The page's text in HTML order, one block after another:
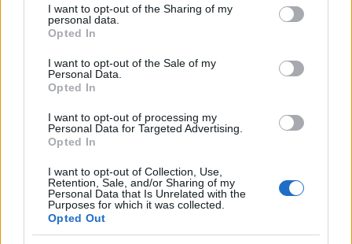
not limited to your visit or usage behaviour. You may click to
grant or deny consent to Google and its third-party tags to
use your data for below specified purposes in below Google
consent section.
I want to opt-out of the Sharing of my
personal data.
Opted In
I want to opt-out of the Sale of my
Personal Data.
Opted In
I want to opt-out of processing my
Personal Data for Targeted Advertising.
Opted In
I want to opt-out of Collection, Use,
Retention, Sale, and/or Sharing of my
Personal Data that Is Unrelated with the
Purposes for which it was collected.
Opted Out
Formula 1: Στην pole
position ο Russell με
Mercedes – Χτύπημα του
Verstappen στην αρχή των
δοκιμαστικών κατάταξης
στην Αριζόνα για
υπό την επήρεια